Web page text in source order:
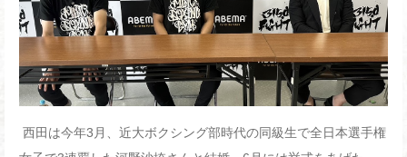
西田は今年3月、近大ボクシング部時代の同級生で全日本選手権